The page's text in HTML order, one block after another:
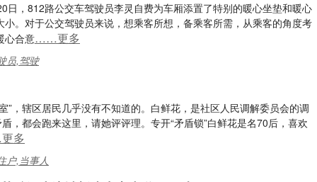
，812路公交车驾驶员李灵自费为车厢添置了特别的暖心坐垫和暖心
。对于公交驾驶员来说，想乘客所想，备乘客所需，从乘客的角度考
心合意……更多
员,驾驶
”，辖区居民几乎没有不知道的。白鲜花，是社区人民调解委员会的调
，都会跑来这里，请她评评理。专开“矛盾锁”白鲜花是名70后，喜欢
多
户,当事人